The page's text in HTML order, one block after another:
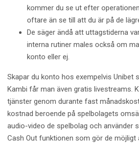
kommer du se ut efter
oftare än se till att du är på de
De säger ändå att uttagstiderna
interna rutiner males också om
konto eller ej.
Skapar du konto hos exempelvis Unibet
Kambi får man även gratis livestreams.
tjänster genom durante fast
kostnad beroende på spelbolagets
audio-video de spelbolag och använder
Cash Out funktionen som gör de